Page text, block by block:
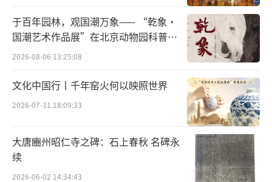
图案设计者本人——鲁迅，当时的人生际遇与个
人心态了。
话说1912年，蔡元培被孙中山力荐为中华
民国教育总长之后，便开始延揽人才。应许寿
裳之荐，蔡氏托其延聘鲁迅入职教育部，信中
称：“我久慕其名，正拟驰函延请，现在就托
先生代函敦劝，早日来京。”至此，鲁迅赴京
任职，被聘为社会教育司第一科科长、教育部
佥事，与绍兴同乡蔡氏成为上下级同事关系。
于百年园林，观国潮万象—— “乾象·
国潮艺术作品展”在北京动物园科普馆
机动展厅开展
2026-08-06 13:25:08
文化中国行丨千年窑火何以映照世界
2026-07-31 18:09:33
大唐豳州昭仁寺之碑：石上春秋 名碑永
续
2026-06-02 14:34:43